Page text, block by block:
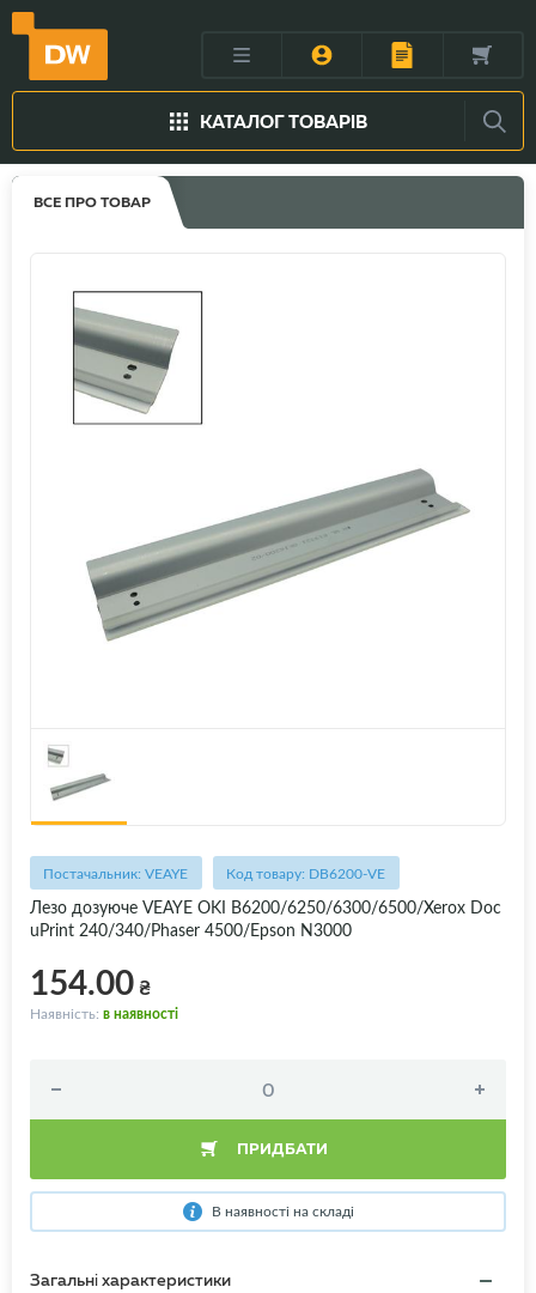
КАТАЛОГ ТОВАРІВ
ВСЕ ПРО ТОВАР
Постачальник: VEAYE Код товару: DB6200-VE
Лезо дозуюче VEAYE OKI B6200/6250/6300/6500/Xerox Doc
uPrint 240/340/Phaser 4500/Epson N3000
154.00₴
Наявність: в наявності
ПРИДБАТИ
В наявності на складі
Загальні характеристики